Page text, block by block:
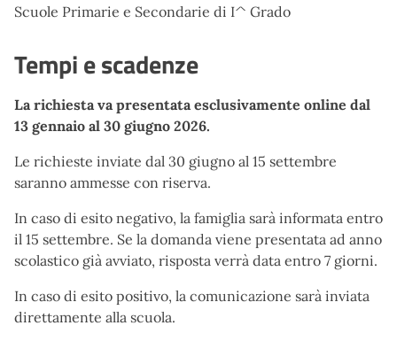
Scuole Primarie e Secondarie di I^ Grado
Tempi e scadenze
La richiesta va presentata esclusivamente online dal
13 gennaio al 30 giugno 2026.
Le richieste inviate dal 30 giugno al 15 settembre
saranno ammesse con riserva.
In caso di esito negativo, la famiglia sarà informata entro
il 15 settembre. Se la domanda viene presentata ad anno
scolastico già avviato, risposta verrà data entro 7 giorni.
In caso di esito positivo, la comunicazione sarà inviata
direttamente alla scuola.